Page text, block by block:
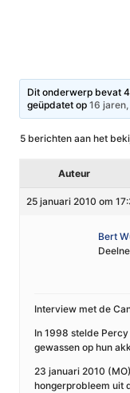
Dit onderwerp bevat
geüpdatet op16
5 berichten aan het
Auteur
25 januari 2010 om
Bert
Interview met de
In 1998 stelde
gewassen op hun
23 januari 2010
hongerprobleem uit